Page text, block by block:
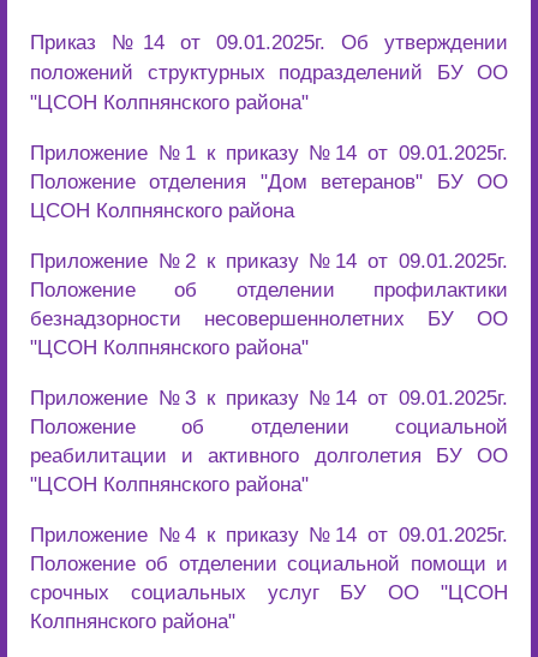
Приказ №14 от 09.01.2025г. Об утверждении
положений структурных подразделений БУ ОО
"ЦСОН Колпнянского района"
Приложение №1 к приказу №14 от 09.01.2025г.
Положение отделения "Дом ветеранов" БУ ОО
ЦСОН Колпнянского района
Приложение №2 к приказу №14 от 09.01.2025г.
Положение об отделении профилактики
безнадзорности несовершеннолетних БУ ОО
"ЦСОН Колпнянского района"
Приложение №3 к приказу №14 от 09.01.2025г.
Положение об отделении социальной
реабилитации и активного долголетия БУ ОО
"ЦСОН Колпнянского района"
Приложение №4 к приказу №14 от 09.01.2025г.
Положение об отделении социальной помощи и
срочных социальных услуг БУ ОО "ЦСОН
Колпнянского района"